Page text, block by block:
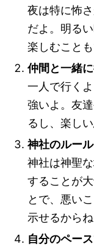
夜は特に怖
だよ。明る
楽しむこと
仲間と一緒に
一人で行く
強いよ。友
るし、楽し
神社のルー
神社は神聖
することが
とで、悪い
示せるからね
自分のペー